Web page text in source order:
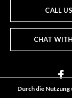
CALL US
CHAT
Durch die Nutzung